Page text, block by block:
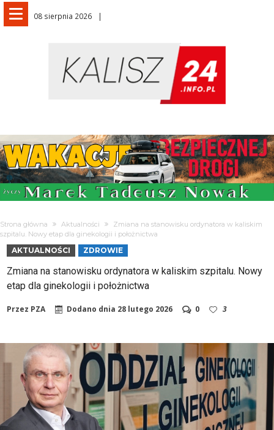
08 sierpnia 2026
Strona główna Aktualności
Zmiana na stanowisku ordynatora w kaliskim
szpitalu. Nowy etap dla ginekologii i położnictwa
AKTUALNOŚCI ZDROWIE
Zmiana na stanowisku ordynatora w kaliskim szpitalu. Nowy
etap dla ginekologii i położnictwa
Przez PZA Dodano dnia 28 lutego 2026 0 3